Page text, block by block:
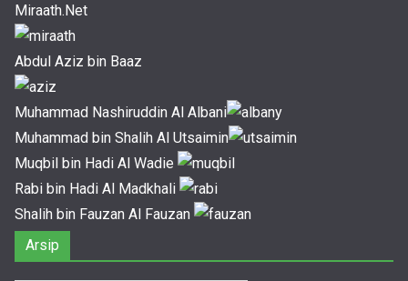
Miraath.Net
Abdul Aziz bin Baaz
Muhammad Nashiruddin Al Albani
Muhammad bin Shalih Al Utsaimin
Muqbil bin Hadi Al Wadie
Rabi bin Hadi Al Madkhali
Shalih bin Fauzan Al Fauzan
Arsip